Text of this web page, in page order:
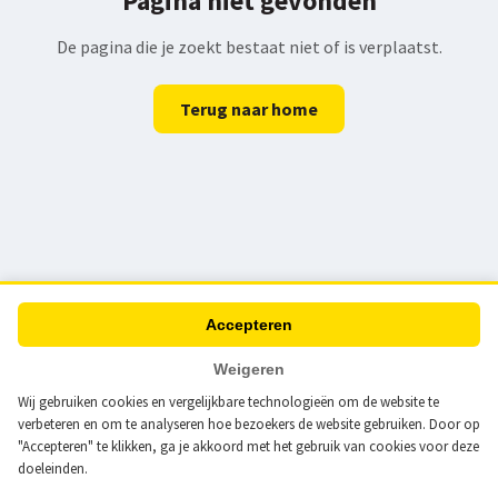
Wij gebruiken cookies en vergelijkbare technologieën om de website te
verbeteren en om te analyseren hoe bezoekers de website gebruiken. Door op
"Accepteren" te klikken, ga je akkoord met het gebruik van cookies voor deze
doeleinden.
Accepteren
Weigeren
De pagina die je zoekt bestaat niet of is verplaatst.
Terug naar home